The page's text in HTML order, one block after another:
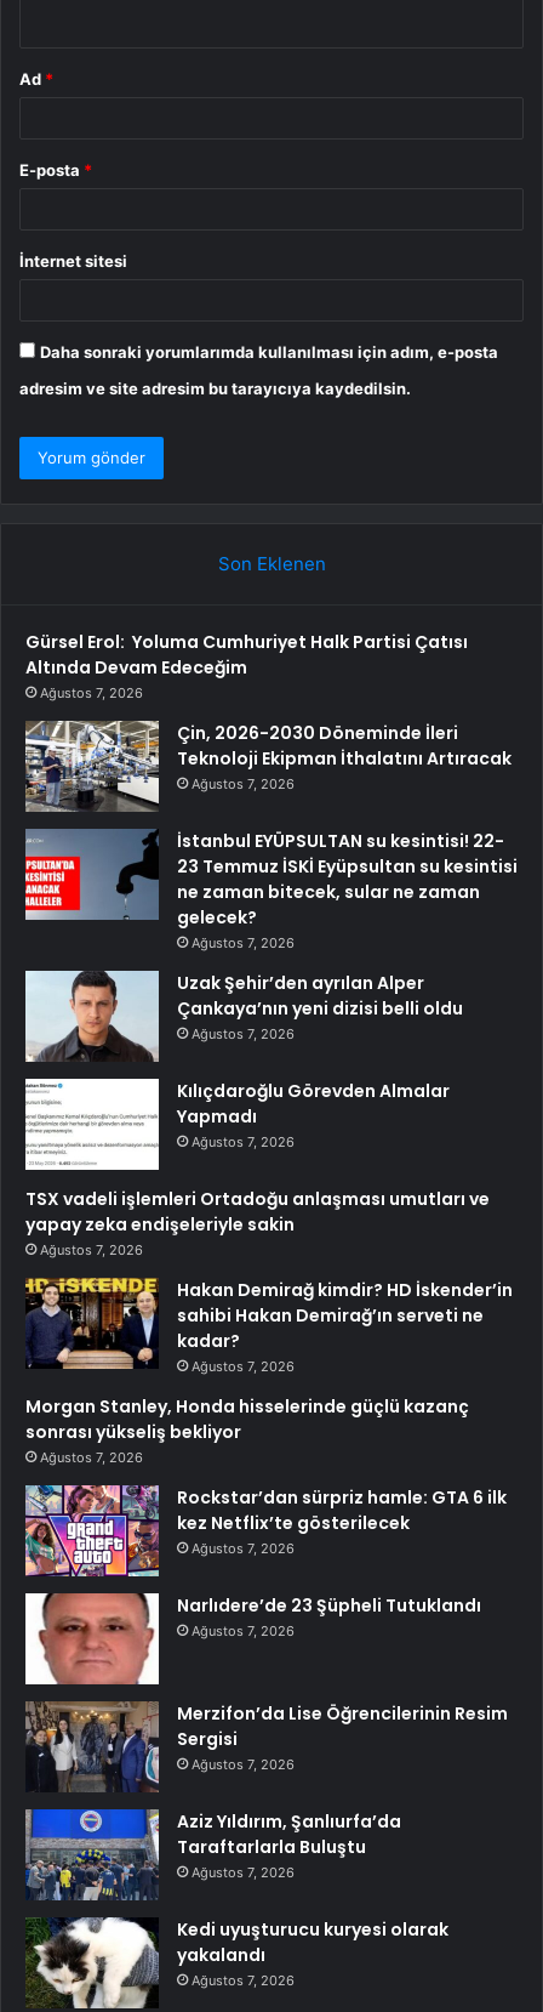
Ad *
E-posta *
İnternet sitesi
Daha sonraki yorumlarımda kullanılması için adım, e-posta
adresim ve site adresim bu tarayıcıya kaydedilsin.
Son Eklenen
Gürsel Erol: Yoluma Cumhuriyet Halk Partisi Çatısı
Altında Devam Edeceğim
Ağustos 7, 2026
Çin, 2026-2030 Döneminde İleri
Teknoloji Ekipman İthalatını Artıracak
Ağustos 7, 2026
İstanbul EYÜPSULTAN su kesintisi! 22-
23 Temmuz İSKİ Eyüpsultan su kesintisi
ne zaman bitecek, sular ne zaman
gelecek?
Ağustos 7, 2026
Uzak Şehir’den ayrılan Alper
Çankaya’nın yeni dizisi belli oldu
Ağustos 7, 2026
Kılıçdaroğlu Görevden Almalar
Yapmadı
Ağustos 7, 2026
TSX vadeli işlemleri Ortadoğu anlaşması umutları ve
yapay zeka endişeleriyle sakin
Ağustos 7, 2026
Hakan Demirağ kimdir? HD İskender’in
sahibi Hakan Demirağ’ın serveti ne
kadar?
Ağustos 7, 2026
Morgan Stanley, Honda hisselerinde güçlü kazanç
sonrası yükseliş bekliyor
Ağustos 7, 2026
Rockstar’dan sürpriz hamle: GTA 6 ilk
kez Netflix’te gösterilecek
Ağustos 7, 2026
Narlıdere’de 23 Şüpheli Tutuklandı
Ağustos 7, 2026
Merzifon’da Lise Öğrencilerinin Resim
Sergisi
Ağustos 7, 2026
Aziz Yıldırım, Şanlıurfa’da
Taraftarlarla Buluştu
Ağustos 7, 2026
Kedi uyuşturucu kuryesi olarak
yakalandı
Ağustos 7, 2026